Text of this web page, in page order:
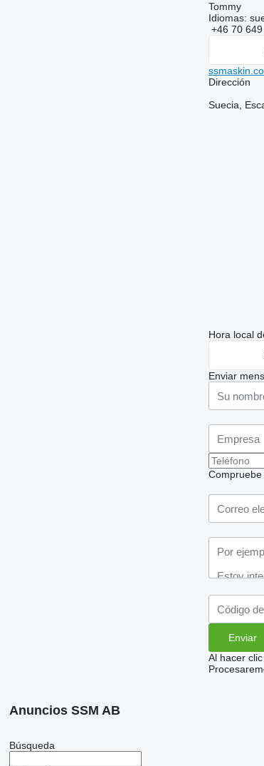
Tommy
Idiomas:
+46 70 649
Dirección
Suecia,
Hora local
Enviar
Al hacer
Anuncios SSM AB
Búsqueda